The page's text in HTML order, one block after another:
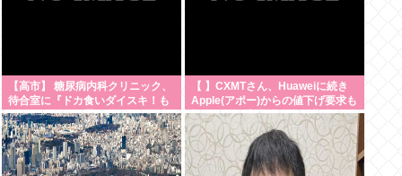
【高市】 糖尿病内科クリニック、
待合室に『ドカ食いダイスキ！も
ちづきさん』を置いてしまい炎上
【 】CXMTさん、Huaweiに続き
Apple(アポー)からの値下げ要求も
拒否！！！半導体バボー継続
へ！！！